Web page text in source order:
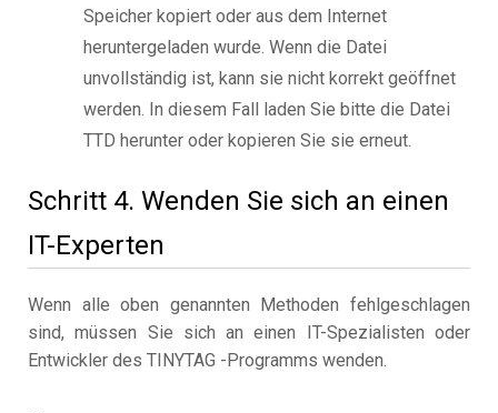
Speicher kopiert oder aus dem Internet
heruntergeladen wurde. Wenn die Datei
unvollständig ist, kann sie nicht korrekt geöffnet
werden. In diesem Fall laden Sie bitte die Datei
TTD herunter oder kopieren Sie sie erneut.
Schritt 4. Wenden Sie sich an einen
IT-Experten
Wenn alle oben genannten Methoden fehlgeschlagen
sind, müssen Sie sich an einen IT-Spezialisten oder
Entwickler des TINYTAG -Programms wenden.